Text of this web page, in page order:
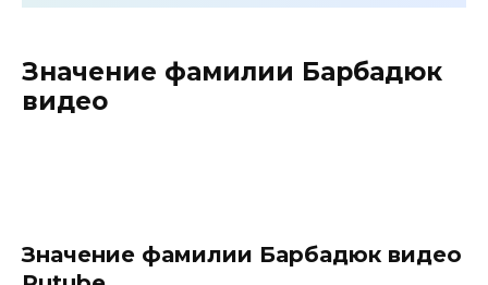
Значение фамилии Барбадюк
видео
Значение фамилии Барбадюк видео